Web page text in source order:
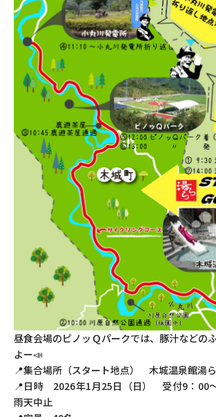
昼食会場のピノッＱパークでは、豚汁などの
よー📣
📍集合場所（スタート地点） 木城温泉館湯
📍日時 2026年1月25日（日） 受付9：00
雨天中止